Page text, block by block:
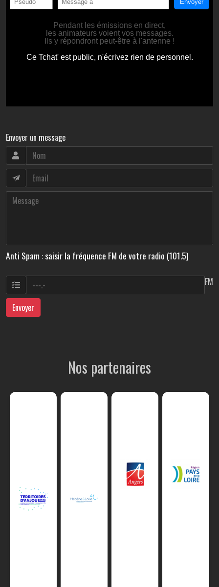
Envoyer un message
Anti Spam : saisir la fréquence FM de votre radio (101.5)
FM
Envoyer
Nos partenaires